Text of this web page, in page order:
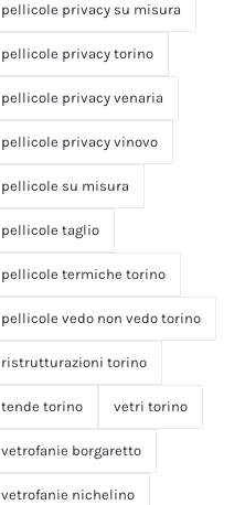
pellicole privacy su misura
pellicole privacy torino
pellicole privacy venaria
pellicole privacy vinovo
pellicole su misura
pellicole taglio
pellicole termiche torino
pellicole vedo non vedo torino
ristrutturazioni torino
tende torino vetri torino
vetrofanie borgaretto
vetrofanie nichelino